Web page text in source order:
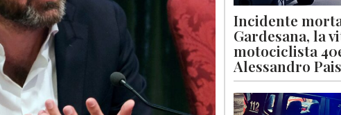
Incidente
Gardesana, la
motociclista
Alessandro